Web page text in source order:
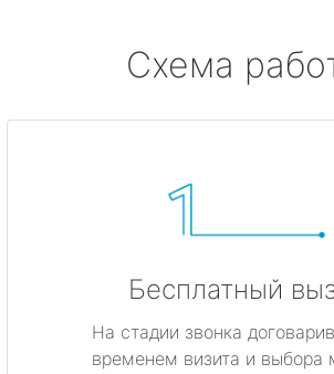
Схема
Бесплатный
На стадии звонка
временем визита и выбора